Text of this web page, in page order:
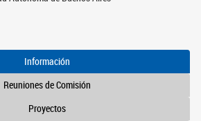
Información
Reuniones de Comisión
Proyectos